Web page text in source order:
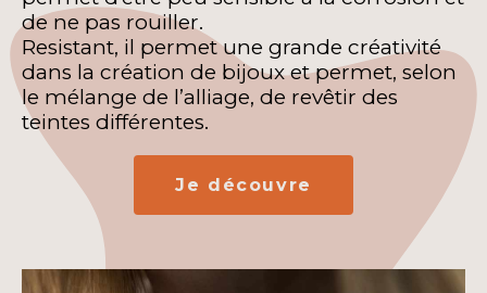
de ne pas rouiller.
Resistant, il permet une grande créativité
dans la création de bijoux et permet, selon
le mélange de l’alliage, de revêtir des
teintes différentes.
Je découvre